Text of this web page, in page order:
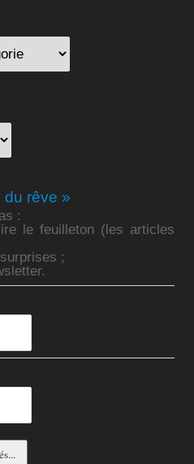
du rêve »
:
le feuilleton (les articles
;